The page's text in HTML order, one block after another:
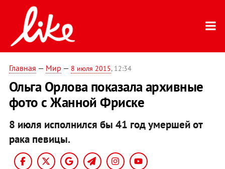
Главная — Мир — 8 июля 2015, 12:34
Ольга Орлова показала архивные
фото с Жанной Фриске
8 июля исполнился бы 41 год умершей от
рака певицы.